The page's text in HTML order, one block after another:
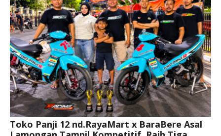
Toko Panji 12 nd.RayaMart x BaraBere Asal